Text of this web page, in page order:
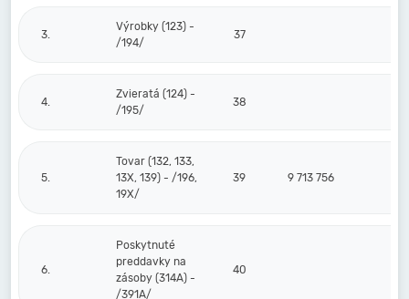
3.
Výrobky (123) -
/194/
37
4.
Zvieratá (124) -
/195/
38
5.
Tovar (132, 133,
13X, 139) - /196,
19X/
39 9 713 756
6.
Poskytnuté
preddavky na
zásoby (314A) -
/391A/
40